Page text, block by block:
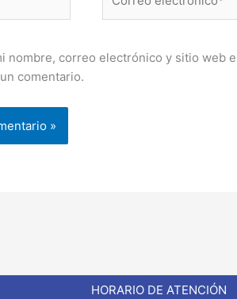
electrónico*
nombre, correo electrónico y sitio web
comentario.
HORARIO DE ATENCIÓN